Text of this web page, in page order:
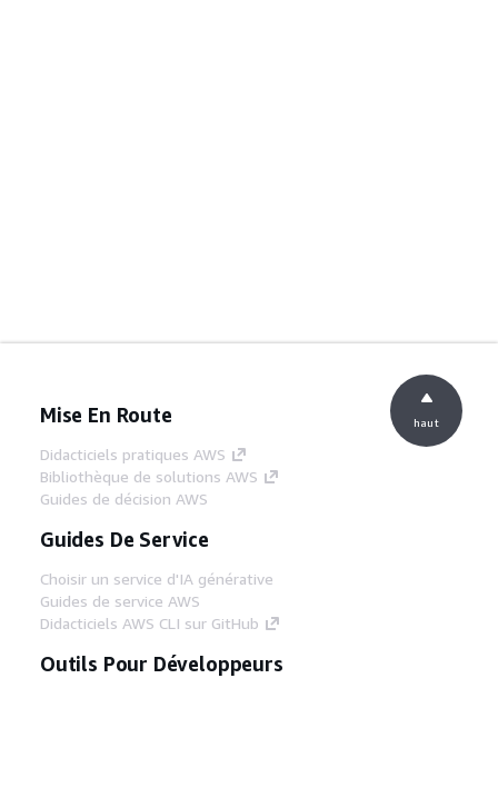
Mise En Route
Didacticiels pratiques AWS
Bibliothèque de solutions AWS
Guides de décision AWS
Guides De Service
Choisir un service d'IA générative
Guides de service AWS
Didacticiels AWS CLI sur GitHub
Outils Pour Développeurs
haut